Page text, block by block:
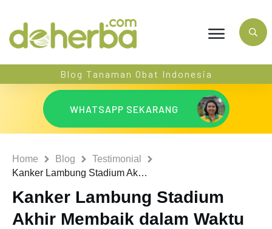
Blog Tanaman Obat Indonesia
WHATSAPP SEKARANG
Home Blog
Testimonial
Kanker Lambung Stadium Akhir Membaik dalam Waktu Dua Bulan
Kanker Lambung Stadium
Akhir Membaik dalam Waktu